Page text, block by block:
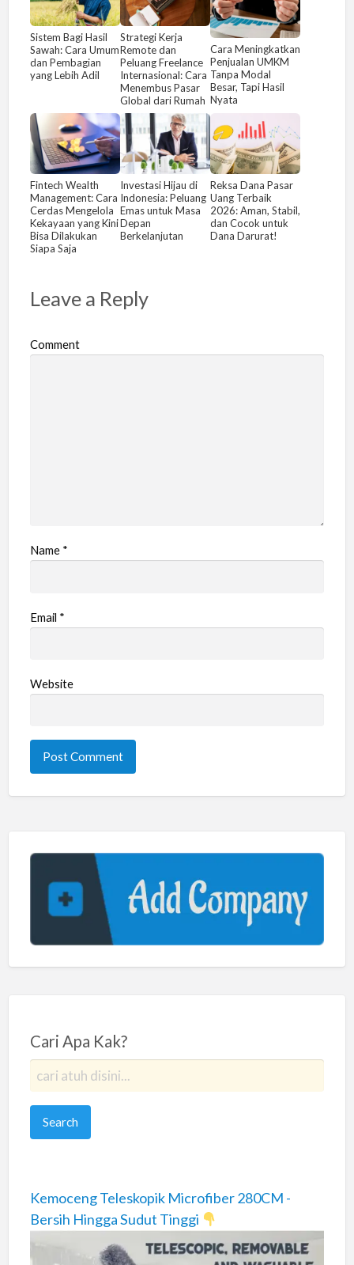
Sistem Bagi Hasil
Sawah: Cara Umum
dan Pembagian
yang Lebih Adil
Strategi Kerja
Remote dan
Peluang Freelance
Internasional: Cara
Menembus Pasar
Global dari Rumah
Cara Meningkatkan
Penjualan UMKM
Tanpa Modal
Besar, Tapi Hasil
Nyata
Fintech Wealth
Management: Cara
Cerdas Mengelola
Kekayaan yang Kini
Bisa Dilakukan
Siapa Saja
Investasi Hijau di
Indonesia: Peluang
Emas untuk Masa
Depan
Berkelanjutan
Reksa Dana Pasar
Uang Terbaik
2026: Aman, Stabil,
dan Cocok untuk
Dana Darurat!
Leave a Reply
Comment
Name *
Email *
Website
Cari Apa Kak?
Kemoceng Teleskopik Microfiber 280CM -
Bersih Hingga Sudut Tinggi